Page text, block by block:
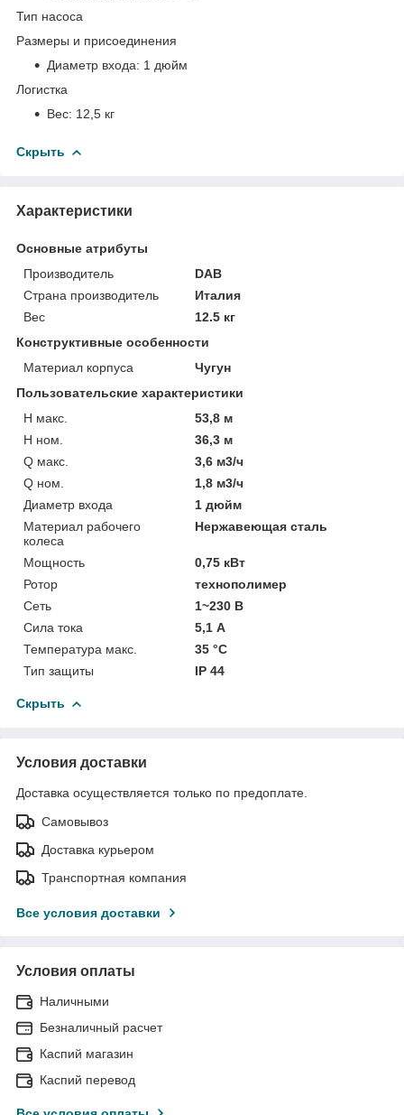
Тип насоса
Размеры и присоединения
Диаметр входа: 1 дюйм
Логистка
Вес: 12,5 кг
Скрыть
Характеристики
Основные атрибуты
Производитель
DAB
Страна производитель
Италия
Вес
12.5 кг
Конструктивные особенности
Материал корпуса
Чугун
Пользовательские характеристики
H макс.
53,8 м
H ном.
36,3 м
Q макс.
3,6 м3/ч
Q ном.
1,8 м3/ч
Диаметр входа
1 дюйм
Материал рабочего
колеса
Нержавеющая сталь
Мощность
0,75 кВт
Ротор
технополимер
Сеть
1~230 В
Сила тока
5,1 А
Температура макс.
35 °С
Тип защиты
IP 44
Скрыть
Условия доставки
Доставка осуществляется только по предоплате.
Самовывоз
Доставка курьером
Транспортная компания
Все условия доставки
Условия оплаты
Наличными
Безналичный расчет
Каспий магазин
Каспий перевод